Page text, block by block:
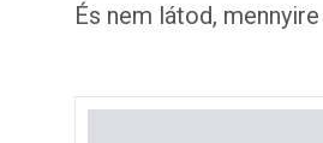
És nem látod,